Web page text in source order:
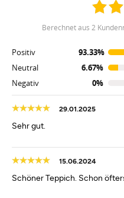
berechnet aus 2
Positiv
93.33%
Neutral
6.67%
Negativ
0%
29.01.2025
Sehr gut.
15.06.2024
Schöner Teppich. Schon